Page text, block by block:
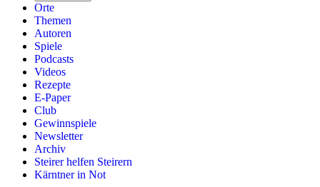
Orte
Themen
Autoren
Spiele
Podcasts
Videos
Rezepte
E-Paper
Club
Gewinnspiele
Newsletter
Archiv
Steirer helfen Steirern
Kärntner in Not